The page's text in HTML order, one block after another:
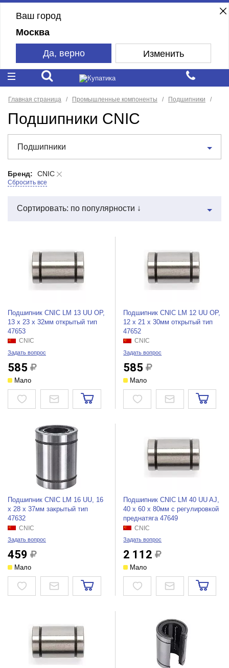
Ваш город
Москва
Да, верно Изменить
Главная страница Промышленные компоненты Подшипники
Подшипники CNIC
Подшипники
Бренд: CNIC
Сбросить все
Сортировать: по популярности ↓
Подшипник CNIC LM 13 UU OP,
13 х 23 х 32мм открытый тип
47653
CNIC
Задать вопрос
585
Мало
Подшипник CNIC LM 12 UU OP,
12 х 21 х 30мм открытый тип
47652
CNIC
Задать вопрос
585
Мало
Подшипник CNIC LM 16 UU, 16
х 28 х 37мм закрытый тип
47632
CNIC
Задать вопрос
459
Мало
Подшипник CNIC LM 40 UU AJ,
40 х 60 х 80мм с регулировкой
преднатяга 47649
CNIC
Задать вопрос
2 112
Мало